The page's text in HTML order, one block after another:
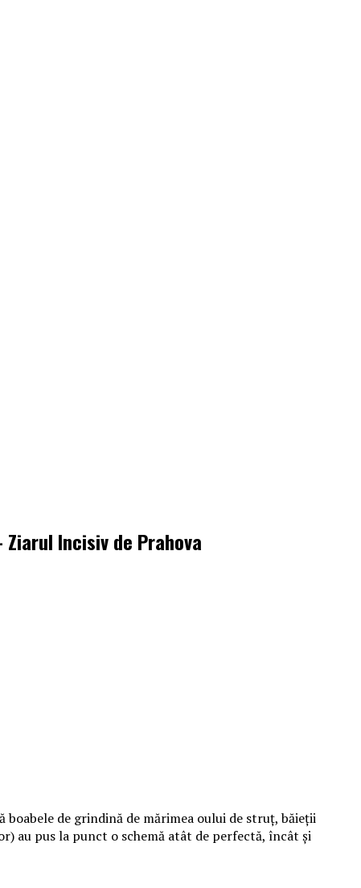
Incisiv de Prahova
de grindină de mărimea oului de struț, băieții
au pus la punct o schemă atât de perfectă, încât și